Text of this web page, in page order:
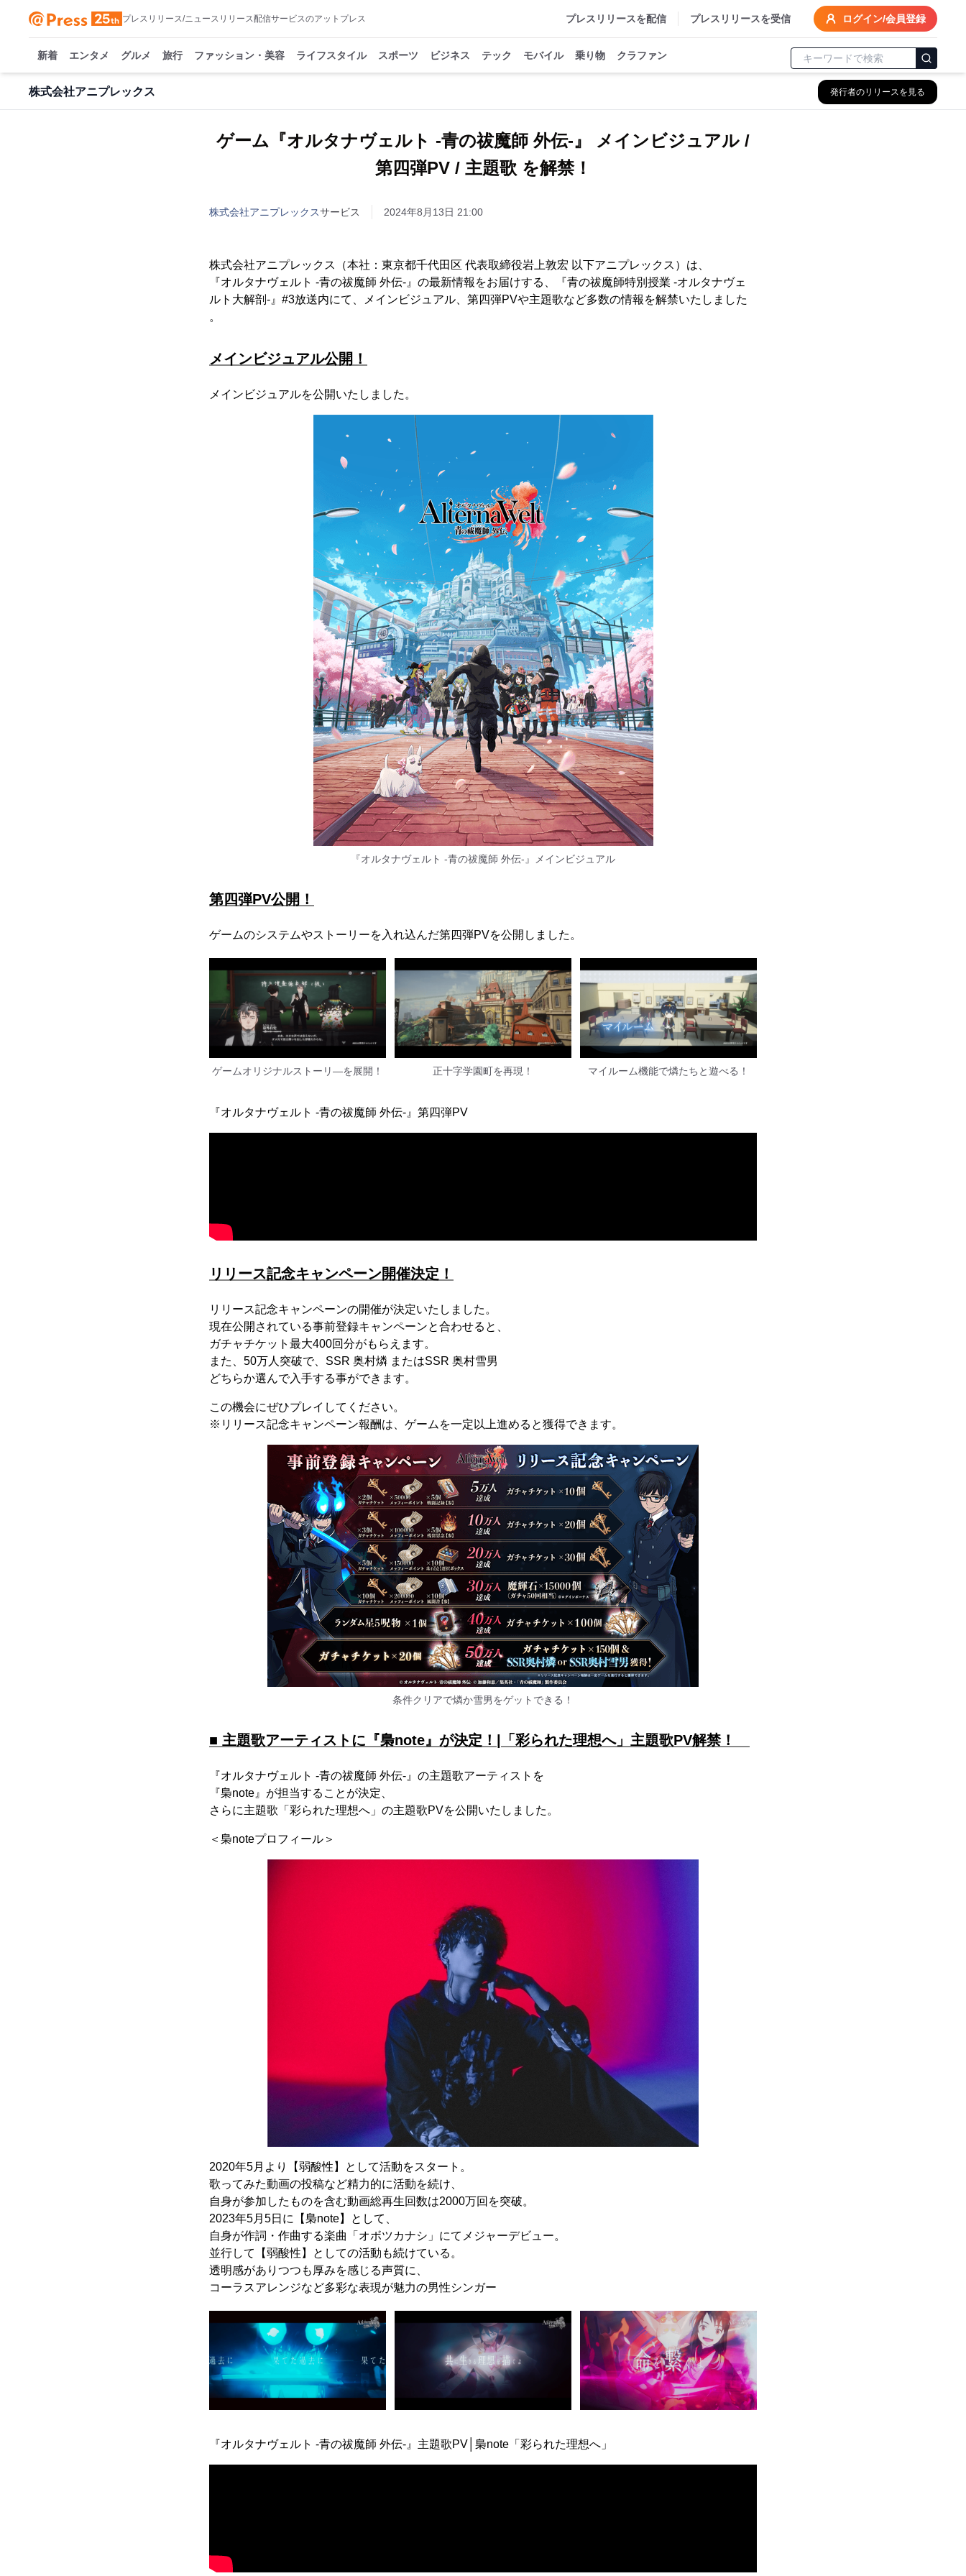
プレスリリース/ニュースリリース配信サービスのアットプレス プレスリリースを配信 プレスリリースを受信 ログイン/会員登録
新着 エンタメ グルメ 旅行 ファッション・美容 ライフスタイル スポーツ ビジネス テック モバイル 乗り物 クラファン
株式会社アニプレックス 発行者のリリースを見る
ゲーム『オルタナヴェルト -青の祓魔師 外伝-』 メインビジュアル /
第四弾PV / 主題歌 を解禁！
株式会社アニプレックスサービス 2024年8月13日 21:00
株式会社アニプレックス（本社：東京都千代田区 代表取締役岩上敦宏 以下アニプレックス）は、
『オルタナヴェルト -青の祓魔師 外伝-』の最新情報をお届けする、『青の祓魔師特別授業 -オルタナヴェ
ルト大解剖-』#3放送内にて、メインビジュアル、第四弾PVや主題歌など多数の情報を解禁いたしました
。
メインビジュアル公開！
メインビジュアルを公開いたしました。
『オルタナヴェルト -青の祓魔師 外伝-』メインビジュアル
第四弾PV公開！
ゲームのシステムやストーリーを入れ込んだ第四弾PVを公開しました。
ゲームオリジナルストーリ―を展開！ 正十字学園町を再現！ マイルーム機能で燐たちと遊べる！
『オルタナヴェルト -青の祓魔師 外伝-』第四弾PV
リリース記念キャンペーン開催決定！
リリース記念キャンペーンの開催が決定いたしました。
現在公開されている事前登録キャンペーンと合わせると、
ガチャチケット最大400回分がもらえます。
また、50万人突破で、SSR 奥村燐 またはSSR 奥村雪男
どちらか選んで入手する事ができます。
この機会にぜひプレイしてください。
※リリース記念キャンペーン報酬は、ゲームを一定以上進めると獲得できます。
条件クリアで燐か雪男をゲットできる！
■ 主題歌アーティストに『梟note』が決定！|「彩られた理想へ」主題歌PV解禁！
『オルタナヴェルト -青の祓魔師 外伝-』の主題歌アーティストを
『梟note』が担当することが決定、
さらに主題歌「彩られた理想へ」の主題歌PVを公開いたしました。
＜梟noteプロフィール＞
2020年5月より【弱酸性】として活動をスタート。
歌ってみた動画の投稿など精力的に活動を続け、
自身が参加したものを含む動画総再生回数は2000万回を突破。
2023年5月5日に【梟note】として、
自身が作詞・作曲する楽曲「オボツカナシ」にてメジャーデビュー。
並行して【弱酸性】としての活動も続けている。
透明感がありつつも厚みを感じる声質に、
コーラスアレンジなど多彩な表現が魅力の男性シンガー
『オルタナヴェルト -青の祓魔師 外伝-』主題歌PV│梟note「彩られた理想へ」